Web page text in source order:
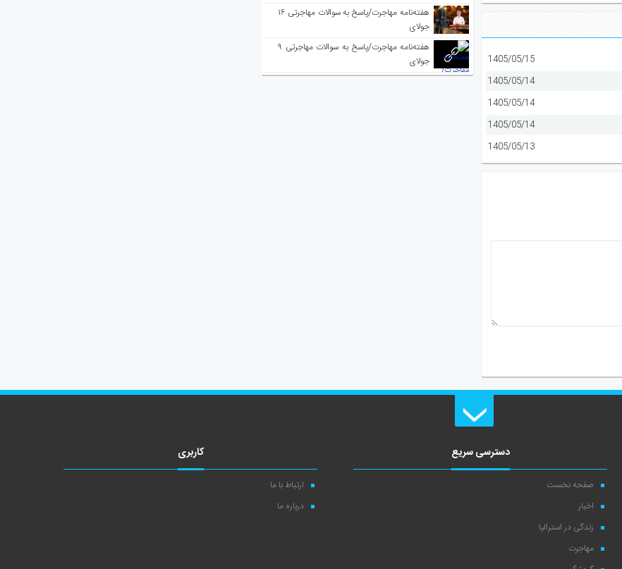
1405/05/15
1405/05/14
1405/05/14
1405/05/14
1405/05/13
هفته‌نامه مهاجرت/پاسخ به سوالات مهاجرتی ۱۶
جولای
هفته‌نامه مهاجرت/پاسخ به سوالات مهاجرتی ۹
جولای
دسترسی سریع
صفحه نخست
اخبار
زندگی در استرالیا
مهاجرت
کاربری
ارتباط با ما
درباره ما